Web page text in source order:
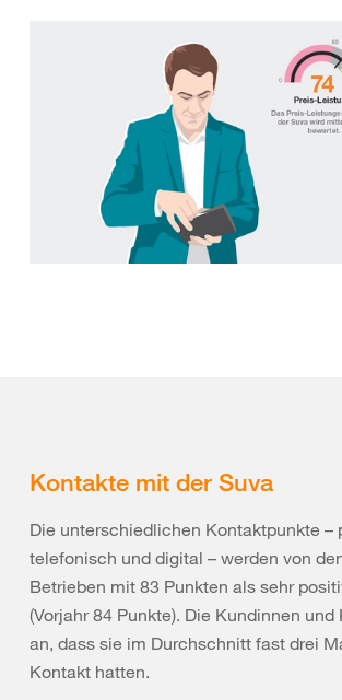
Kontakte mit der Suva
Die unterschiedlichen Kontaktpunkte –
telefonisch und digital – werden von
Betrieben mit 83 Punkten als sehr
(Vorjahr 84 Punkte). Die Kundinnen und
an, dass sie im Durchschnitt fast drei
Kontakt hatten.